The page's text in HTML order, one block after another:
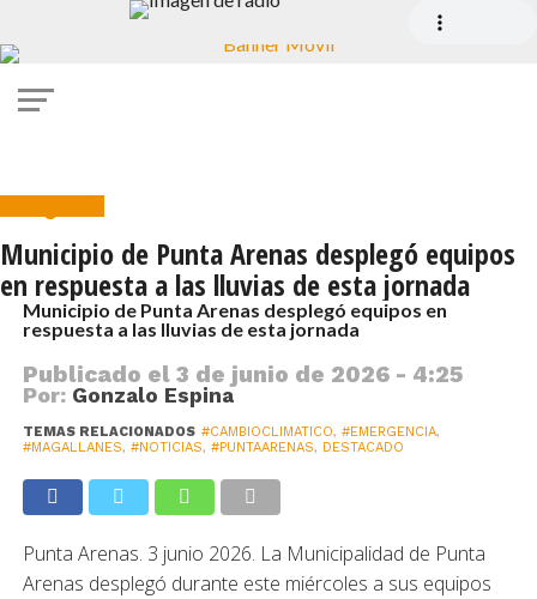
Emergencia
Municipio de Punta Arenas desplegó equipos
en respuesta a las lluvias de esta jornada
Municipio de Punta Arenas desplegó equipos en
respuesta a las lluvias de esta jornada
Publicado el 3 de junio de 2026 - 4:25
Por: Gonzalo Espina
TEMAS RELACIONADOS #CAMBIOCLIMATICO, #EMERGENCIA,
#MAGALLANES, #NOTICIAS, #PUNTAARENAS, DESTACADO
Punta Arenas. 3 junio 2026. La Municipalidad de Punta
Arenas desplegó durante este miércoles a sus equipos